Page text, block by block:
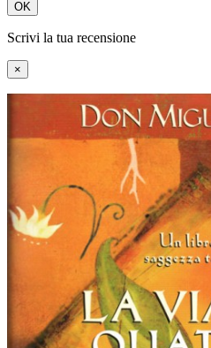
OK
Scrivi la tua recensione
×